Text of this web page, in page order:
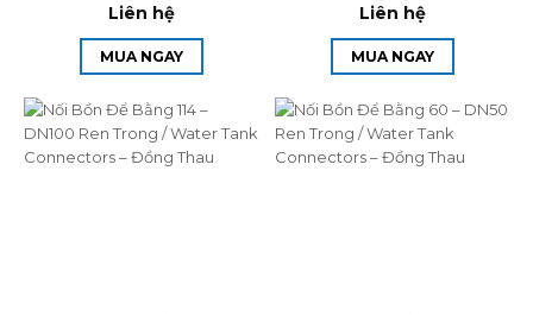
Thau
Liên hệ
MUA NGAY
Connectors – Đồng
Thau
Liên hệ
MUA NGAY